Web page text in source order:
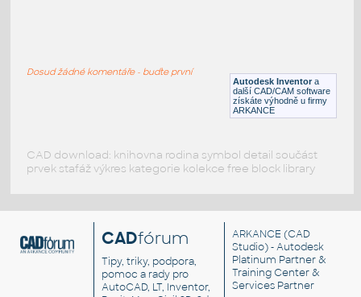
Lego 10095-Orange
Autodesk Inventor a
další CAD/CAM software
získáte výhodně u firmy
ARKANCE
Dosud žádné komentáře - buďte první
CAD download: knihovna rodina symbol detail součást
prvek stafáž výkres kategorie kolekce free block library
CADfórum
Tipy, triky, podpora,
pomoc a rady pro
AutoCAD, LT, Inventor,
ARKANCE (CAD
Studio) - Autodesk
Platinum Partner &
Training Center &
Services Partner